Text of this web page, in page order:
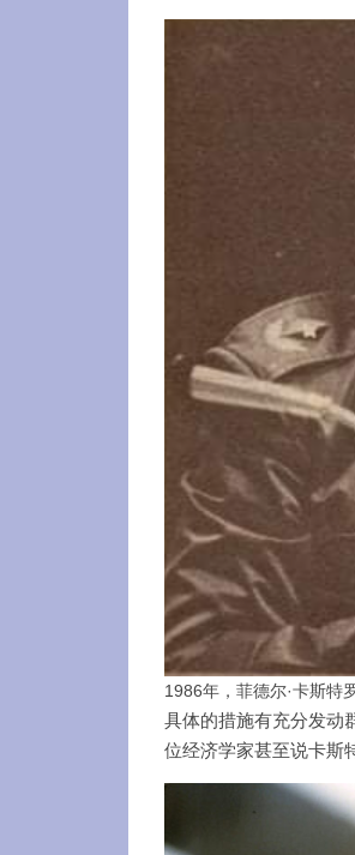
1986年，菲德尔·卡斯特
具体的措施有充分发动
位经济学家甚至说卡斯